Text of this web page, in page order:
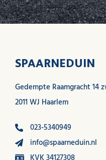
SPAARNEDUIN
Gedempte Raamgracht 14
2011 WJ Haarlem
023-5340949
info@spaarneduin.nl